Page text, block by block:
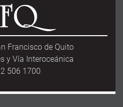
Francisco de Quito
y Vía Interoceánica
506 1700